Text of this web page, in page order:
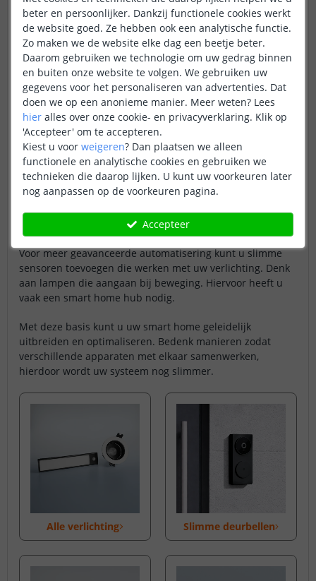
Hoe begint u aan een slim
huisautomatisering?
Nu u bekend bent met de voordelen van een smart home,
vraagt u zich misschien af waar te beginnen. Gelukkig is
het opzetten van een slim huis niet duur of ingewikkeld.
Begin met slimme verlichting. Slimme lampen zijn
eenvoudig te installeren en werken vaak via uw bestaande
wifi-netwerk. Dit maakt ze een toegankelijke en betaalbare
eerste stap.
Een slimme deurbel is ook een goede start. Deze verhoogt
de veiligheid van uw huis en is makkelijk te installeren. U
kunt via een app altijd zien wie er voor de deur staat.
Voor meer geavanceerde automatisering kunt u slimme
sensoren toevoegen die werken met uw verlichting. Denk
aan lampen die aangaan bij beweging. Hiervoor heeft u
vaak een smart home hub nodig.
Met deze basis kunt u uw smart home geleidelijk
uitbreiden en optimaliseren. Bedenk manieren zodat
verschillende apparaten met elkaar samenwerken,
hierdoor wordt uw systeem nog slimmer.
Alle verlichting Slimme deurbellen
beter en persoonlijker. Dankzij functionele cookies werkt
de website goed. Ze hebben ook een analytische functie.
Zo maken we de website elke dag een beetje beter.
Daarom gebruiken we technologie om uw gedrag binnen
en buiten onze website te volgen. We gebruiken uw
gegevens voor het personaliseren van advertenties. Dat
doen we op een anonieme manier. Meer weten? Lees
hier alles over onze cookie- en privacyverklaring. Klik op
'Accepteer' om te accepteren.
Kiest u voor weigeren? Dan plaatsen we alleen
functionele en analytische cookies en gebruiken we
technieken die daarop lijken. U kunt uw voorkeuren later
nog aanpassen op de voorkeuren pagina.
Accepteer